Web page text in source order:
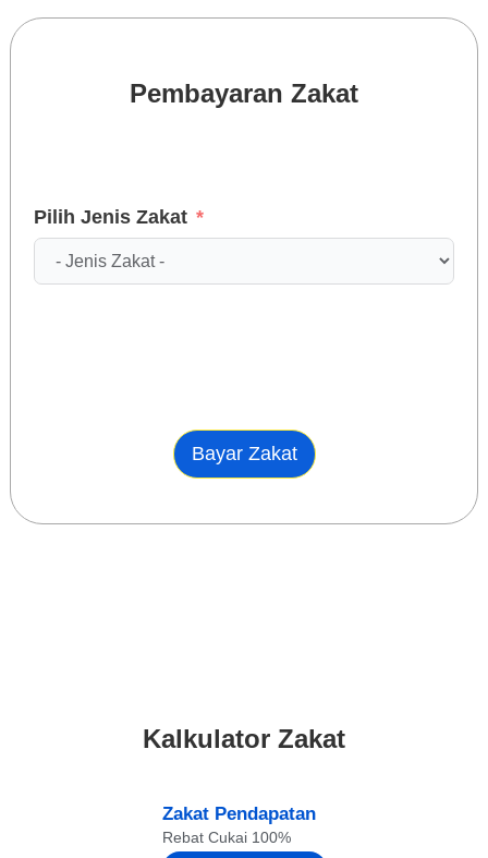
Pembayaran Zakat
Pilih Jenis Zakat
Bayar Zakat
Kalkulator Zakat
Zakat Pendapatan
Rebat Cukai 100%